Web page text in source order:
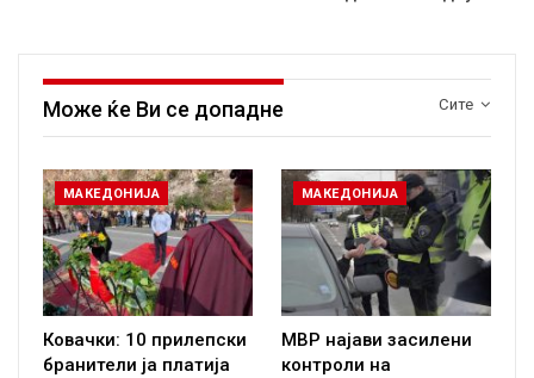
Сите
Може ќе Ви се допадне
МАКЕДОНИЈА
Ковачки: 10 прилепски
бранители ја платија
МАКЕДОНИЈА
МВР најави засилени
контроли на